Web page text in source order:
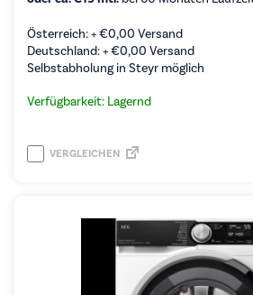
Österreich: +€0,00 Versand
Deutschland: +€0,00 Versand
Selbstabholung in Steyr möglich
Verfügbarkeit: Lagernd
VERGLEICHEN